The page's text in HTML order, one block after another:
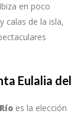
en poco
calas de la isla,
Eulalia del
es la elección